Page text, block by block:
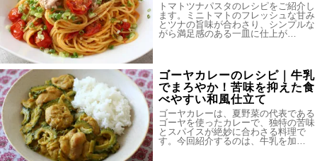
トマトツナパスタのレシピをご紹介し
ます。ミニトマトのフレッシュな甘み
とツナの旨味が合わさり、シンプルな
がら満足感のある一皿に仕上が…
ゴーヤカレーのレシピ｜牛乳
でまろやか！苦味を抑えた食
べやすい和風仕立て
ゴーヤカレーは、夏野菜の代表である
ゴーヤを使ったカレーで、独特の苦味
とスパイスが絶妙に合わさる料理で
す。今回紹介するのは、牛乳を加…